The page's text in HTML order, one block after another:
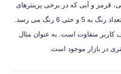
قرمز و آبی که در برخی پرینترهای
جوهر افشان پیشرفته تر این تعداد رنگ به 5 و حتی 6 رنگ می رسد.
کاربر متفاوت است. به عنوان مثال
در بازار موجود است.